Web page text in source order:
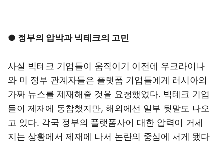
● 정부의 압박과 빅테크의 고민
사실 빅테크 기업들이 움직이기 이전에 우크라이나
와 미 정부 관계자들은 플랫폼 기업들에게 러시아의
가짜 뉴스를 제재해줄 것을 요청했었다. 빅테크 기업
들이 제재에 동참했지만, 해외에선 일부 뒷말도 나오
고 있다. 각국 정부의 플랫폼사에 대한 압력이 거세
지는 상황에서 제재에 나서 논란의 중심에 서게 됐다